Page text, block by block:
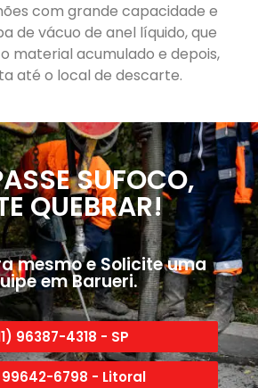
com grande capacidade e
de vácuo de anel líquido, que
material acumulado e depois,
até o local de descarte.
SUFOCO,
QUEBRAR!
mesmo e Solicite uma
em Barueri.
96387-4318 - SP
99642-6798 - Litoral